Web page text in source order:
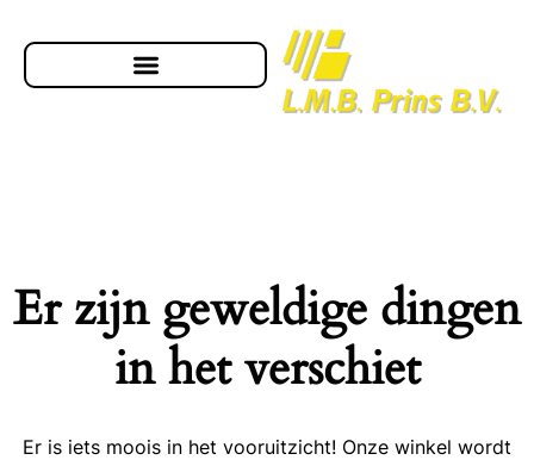
Er zijn geweldige dingen
in het verschiet
Er is iets moois in het vooruitzicht! Onze winkel wordt